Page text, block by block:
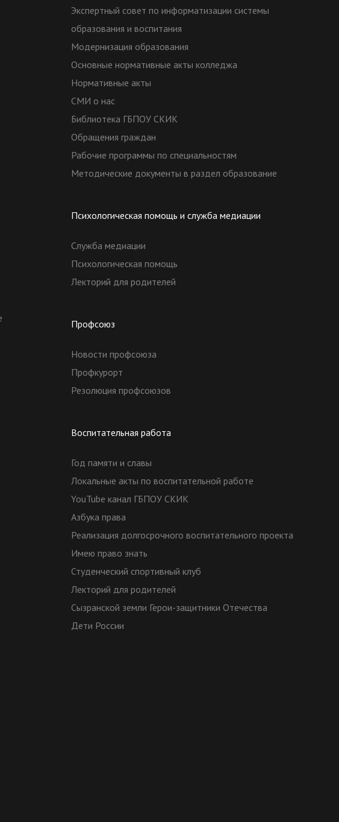
Экспертный совет по информатизации системы
образования и воспитания
Модернизация образования
Основные нормативные акты колледжа
Нормативные акты
СМИ о нас
Библиотека ГБПОУ СКИК
Обращения граждан
Рабочие программы по специальностям
Методические документы в раздел образование
Психологическая помощь и служба медиации
Служба медиации
Психологическая помощь
Лекторий для родителей
Профсоюз
Новости профсоюза
Профкурорт
Резолюция профсоюзов
Воспитательная работа
Год памяти и славы
Локальные акты по воспитательной работе
YouTube канал ГБПОУ СКИК
Азбука права
Реализация долгосрочного воспитательного проекта
Имею право знать
Студенческий спортивный клуб
Лекторий для родителей
Сызранской земли Герои-защитники Отечества
Дети России